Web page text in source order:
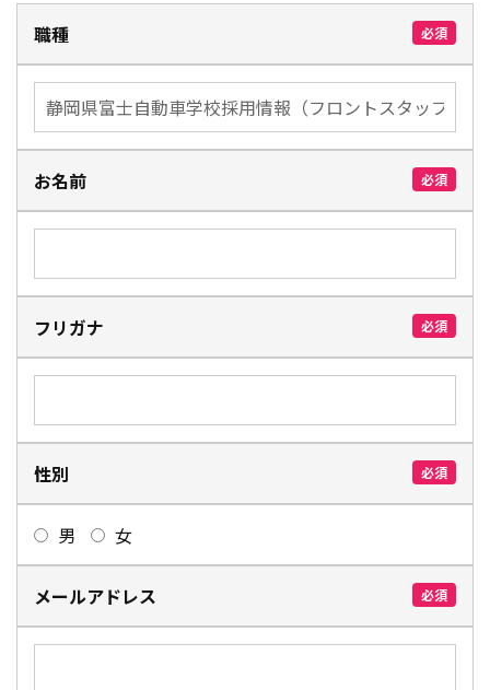
職種 必須
お名前 必須
フリガナ 必須
性別 必須
男 女
メールアドレス 必須